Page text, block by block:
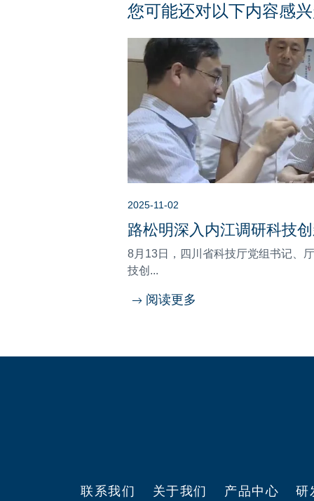
您可能还对以下内容感
2025-11-02
路松明深入内江调研科技
8月13日，四川省科技厅党组书记、
技创...
阅读更多
联系我们 关于我们 产品中心 研